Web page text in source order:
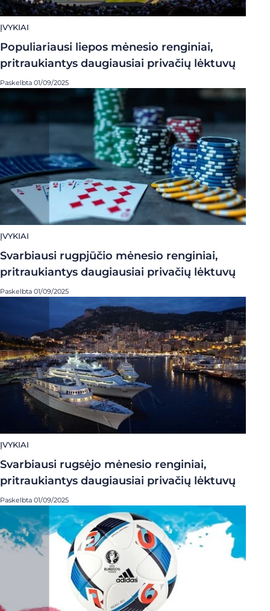
ĮVYKIAI
Populiariausi liepos mėnesio renginiai,
pritraukiantys daugiausiai privačių lėktuvų
Paskelbta 01/09/2025
ĮVYKIAI
Svarbiausi rugpjūčio mėnesio renginiai,
pritraukiantys daugiausiai privačių lėktuvų
Paskelbta 01/09/2025
ĮVYKIAI
Svarbiausi rugsėjo mėnesio renginiai,
pritraukiantys daugiausiai privačių lėktuvų
Paskelbta 01/09/2025